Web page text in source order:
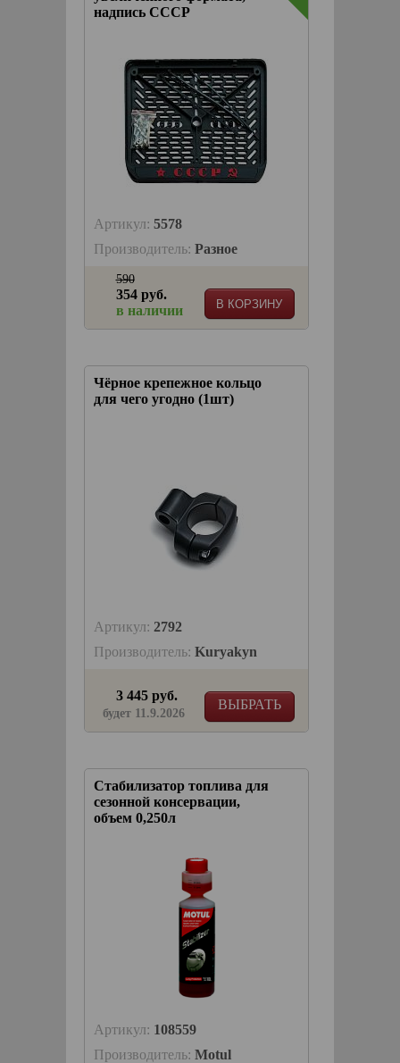
надпись СССР
Артикул: 5578
Производитель: Pазное
В КОРЗИНУ
590
354 руб.
в наличии
Чёрное крепежное кольцо
для чего угодно (1шт)
Артикул: 2792
Производитель: Kuryakyn
ВЫБРАТЬ
3 445 руб.
будет 11.9.2026
Стабилизатор топлива для
сезонной консервации,
объем 0,250л
Артикул: 108559
Производитель: Motul